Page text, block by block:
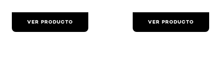
VER PRODUCTO VER PRODUCTO